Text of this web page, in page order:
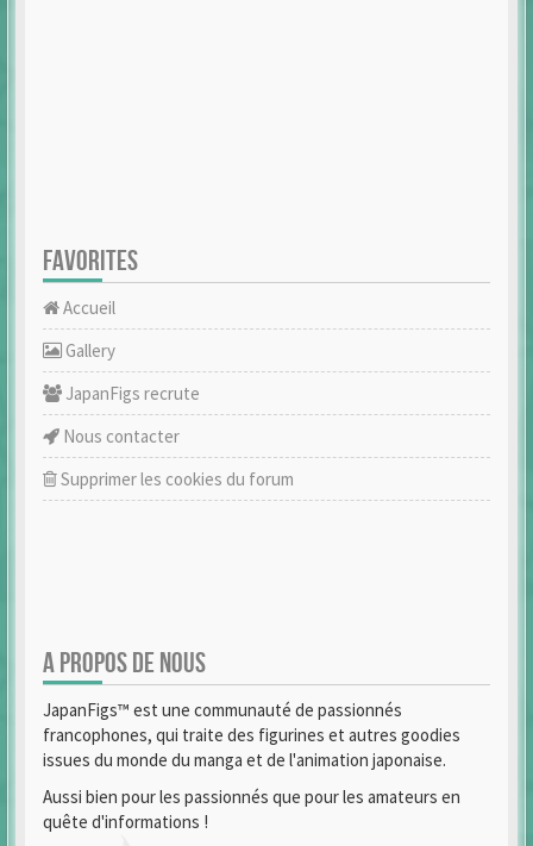
FAVORITES
Accueil
Gallery
JapanFigs recrute
Nous contacter
Supprimer les cookies du forum
A PROPOS DE NOUS
JapanFigs™ est une communauté de passionnés
francophones, qui traite des figurines et autres goodies
issues du monde du manga et de l'animation japonaise.
Aussi bien pour les passionnés que pour les amateurs en
quête d'informations !